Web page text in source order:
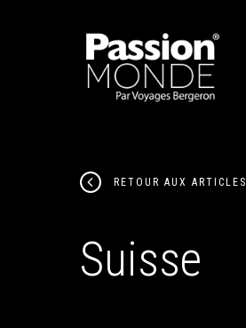
RETOUR AUX ARTICLES
Suisse